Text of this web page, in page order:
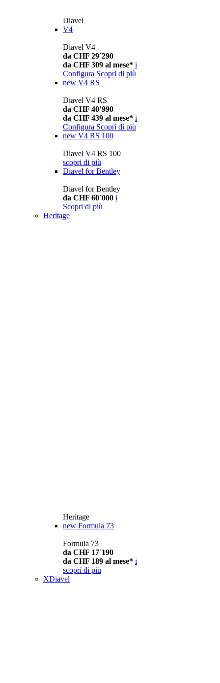
Diavel
V4
Diavel V4
da CHF 29´290
da CHF 309 al mese* i
Configura Scopri di più
new V4 RS
Diavel V4 RS
da CHF 40’990
da CHF 439 al mese* i
Configura Scopri di più
new V4 RS 100
Diavel V4 RS 100
scopri di più
Diavel for Bentley
Diavel for Bentley
da CHF 60´000 i
Scopri di più
Heritage
Heritage
new Formula 73
Formula 73
da CHF 17´190
da CHF 189 al mese* i
scopri di più
XDiavel